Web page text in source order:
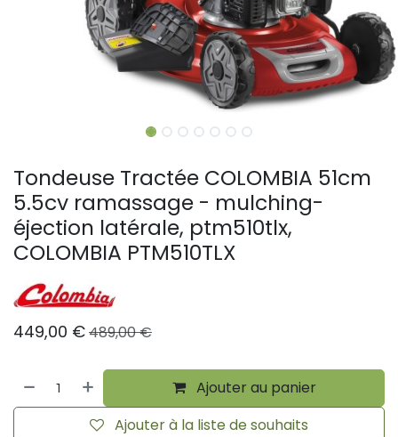
Tondeuse Tractée COLOMBIA 51cm
5.5cv ramassage - mulching-
éjection latérale, ptm510tlx,
COLOMBIA PTM510TLX
449,00 €489,00€
Ajouter au panier
Ajouter à la liste de souhaits